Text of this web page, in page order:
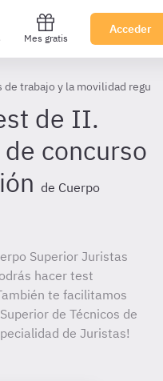
Mes gratis
Acceder
trabajo y la movilidad
de II.
concurso
de Cuerpo
Superior Juristas
hacer test
te facilitamos
de Técnicos de
de Juristas!